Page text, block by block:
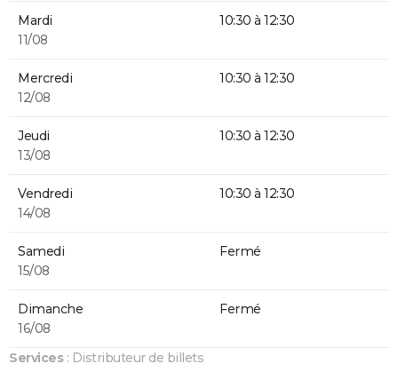
Mardi
11/08
10:30 à 12:30
Mercredi
12/08
10:30 à 12:30
Jeudi
13/08
10:30 à 12:30
Vendredi
14/08
10:30 à 12:30
Samedi
15/08
Fermé
Dimanche
16/08
Fermé
Services: Distributeur de billets